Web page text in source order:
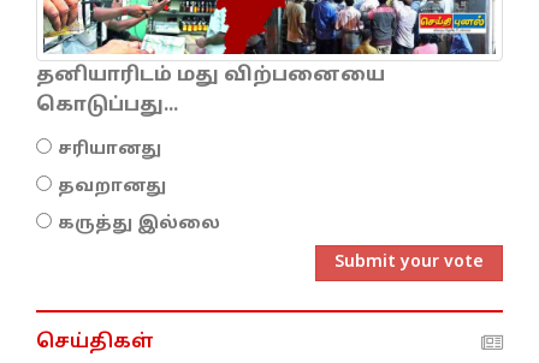
தனியாரிடம் மது விற்பனையை
கொடுப்பது...
சரியானது
தவறானது
கருத்து இல்லை
Submit your vote
செய்திகள்